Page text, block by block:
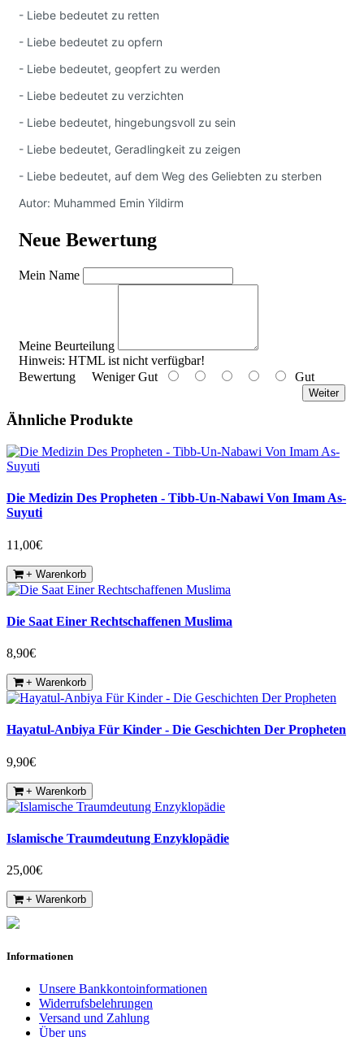
- Liebe bedeutet zu retten
- Liebe bedeutet zu opfern
- Liebe bedeutet, geopfert zu werden
- Liebe bedeutet zu verzichten
- Liebe bedeutet, hingebungsvoll zu sein
- Liebe bedeutet, Geradlingkeit zu zeigen
- Liebe bedeutet, auf dem Weg des Geliebten zu sterben
Autor: Muhammed Emin Yildirm
Neue Bewertung
Mein Name
Meine Beurteilung
Hinweis: HTML ist nicht verfügbar!
Bewertung Weniger Gut Gut
Weiter
Ähnliche Produkte
Die Medizin Des Propheten - Tibb-Un-Nabawi Von Imam As-
Suyuti
11,00€
+ Warenkorb
Die Saat Einer Rechtschaffenen Muslima
8,90€
+ Warenkorb
Hayatul-Anbiya Für Kinder - Die Geschichten Der Propheten
9,90€
+ Warenkorb
Islamische Traumdeutung Enzyklopädie
25,00€
+ Warenkorb
Informationen
Unsere Bankkontoinformationen
Widerrufsbelehrungen
Versand und Zahlung
Über uns